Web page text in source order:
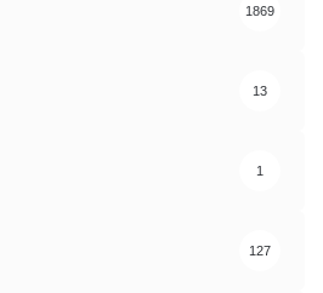
1869
13
1
127